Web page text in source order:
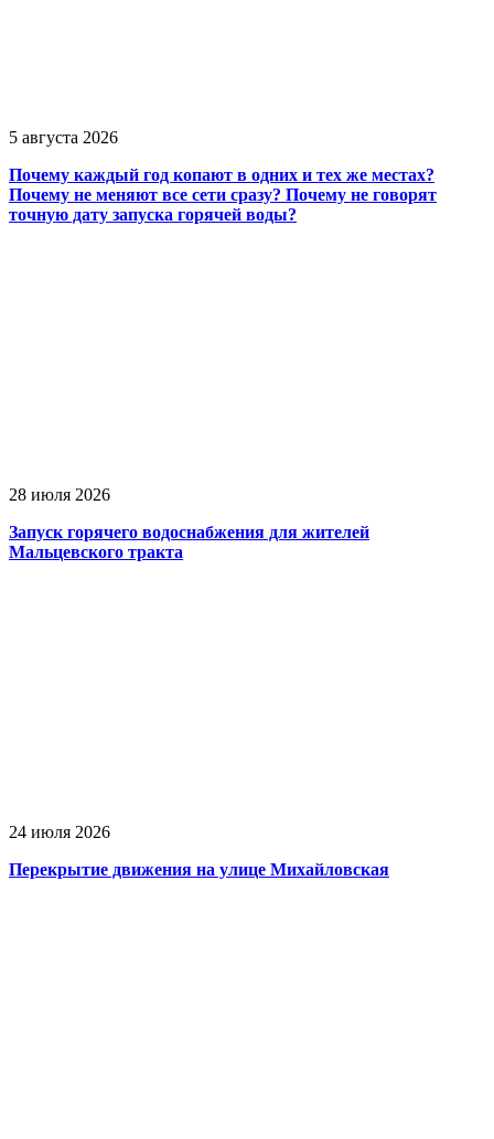
5 августа 2026
Почему каждый год копают в одних и тех же местах?
Почему не меняют все сети сразу? Почему не говорят
точную дату запуска горячей воды?
28 июля 2026
Запуск горячего водоснабжения для жителей
Мальцевского тракта
24 июля 2026
Перекрытие движения на улице Михайловская